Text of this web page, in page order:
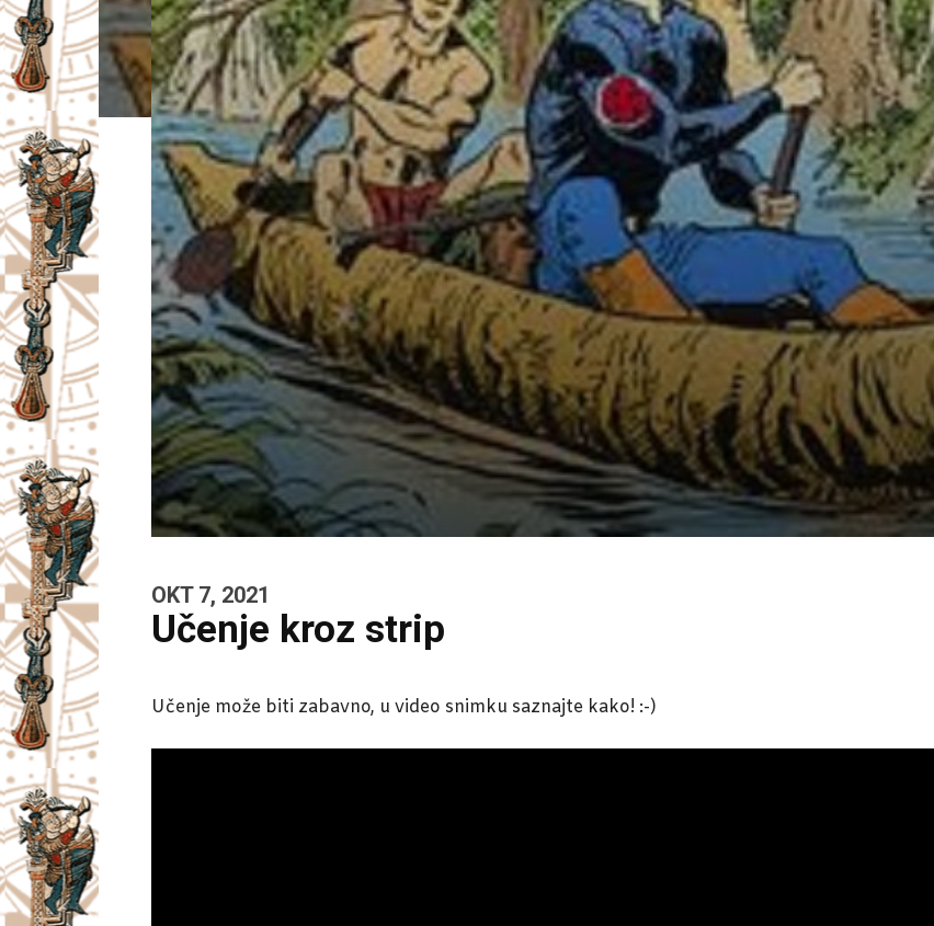
V
A
Č
OKT 7, 2021
Učenje kroz strip
Učenje može biti zabavno, u video snimku saznajte kako! :-)